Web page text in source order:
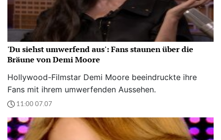
'Du siehst umwerfend aus': Fans staunen über die
Bräune von Demi Moore
Hollywood-Filmstar Demi Moore beeindruckte ihre
Fans mit ihrem umwerfenden Aussehen.
11:00 07.07